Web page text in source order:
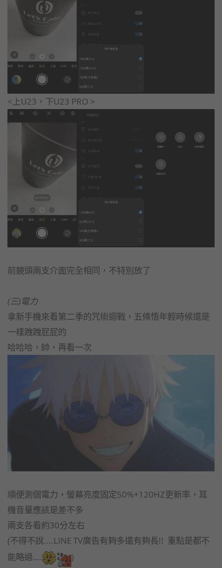
<上U23，下U23 PRO >
前鏡頭兩支介面完全相同，不特別放了
(三)電力
拿新手機來看第二季的咒術迴戰，五條悟年輕時候還是
一樣跩跩屁屁的
哈哈哈，帥，再看一次
順便測個電力，螢幕亮度固定50%+120HZ更新率，耳
機音量應該是差不多
兩支各看約30分左右
(不得不說....LINE TV廣告有夠多還有夠長!! 重點是都不
能略過….
)